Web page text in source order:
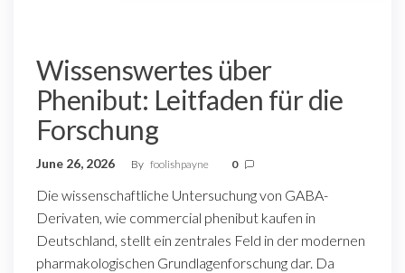
Wissenswertes über
Phenibut: Leitfaden für die
Forschung
June 26, 2026 By foolishpayne 0
Die wissenschaftliche Untersuchung von GABA-
Derivaten, wie commercial phenibut kaufen in
Deutschland, stellt ein zentrales Feld in der modernen
pharmakologischen Grundlagenforschung dar. Da